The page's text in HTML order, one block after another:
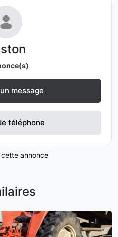
message
téléphone
annonce